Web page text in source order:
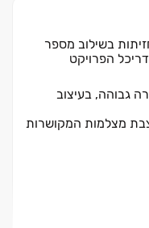
בשילוב מספר
הפרויקט
גבוהה, בעיצוב
מצלמות המקושרות